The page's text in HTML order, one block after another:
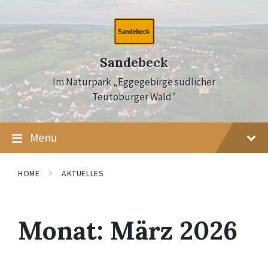
content
main
navigation
footer
Sandebeck
Im Naturpark „Eggegebirge südlicher
Teutoburger Wald"
Menu
HOME AKTUELLES
Monat: März 2026